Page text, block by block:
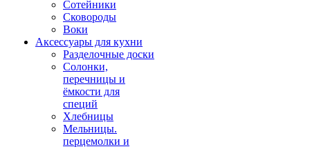
Сотейники
Сковороды
Воки
Аксессуары для кухни
Разделочные доски
Солонки,
перечницы и
ёмкости для
специй
Хлебницы
Мельницы.
перцемолки и